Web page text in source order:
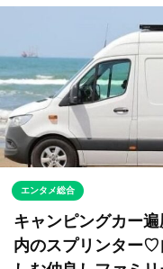
エンタメ総合
キャンピングカー
内のスプリンター♡